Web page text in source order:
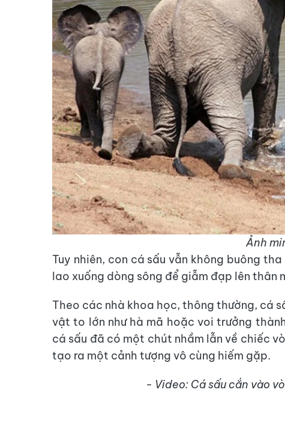
Ảnh
Tuy nhiên, con cá sấu vẫn không buông
lao xuống dòng sông để giẫm đạp lên thân
Theo các nhà khoa học, thông thường, cá
vật to lớn như hà mã hoặc voi trưởng
cá sấu đã có một chút nhầm lẫn về chiếc
tạo ra một cảnh tượng vô cùng hiếm gặp.
- Video: Cá sấu cắn vào